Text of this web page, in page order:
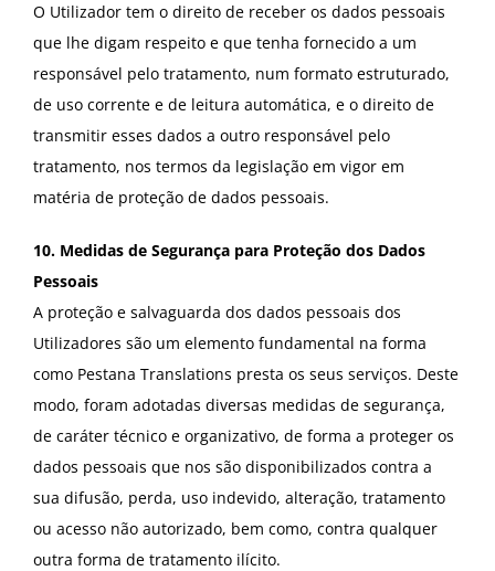
O Utilizador tem o direito de receber os dados pessoais
que lhe digam respeito e que tenha fornecido a um
responsável pelo tratamento, num formato estruturado,
de uso corrente e de leitura automática, e o direito de
transmitir esses dados a outro responsável pelo
tratamento, nos termos da legislação em vigor em
matéria de proteção de dados pessoais.
10. Medidas de Segurança para Proteção dos Dados
Pessoais
A proteção e salvaguarda dos dados pessoais dos
Utilizadores são um elemento fundamental na forma
como Pestana Translations presta os seus serviços. Deste
modo, foram adotadas diversas medidas de segurança,
de caráter técnico e organizativo, de forma a proteger os
dados pessoais que nos são disponibilizados contra a
sua difusão, perda, uso indevido, alteração, tratamento
ou acesso não autorizado, bem como, contra qualquer
outra forma de tratamento ilícito.